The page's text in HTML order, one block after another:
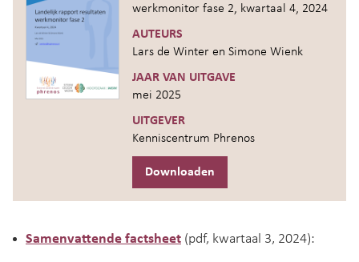
werkmonitor fase 2, kwartaal 4, 2024
AUTEURS
Lars de Winter en Simone Wienk
JAAR VAN UITGAVE
mei 2025
UITGEVER
Kenniscentrum Phrenos
Downloaden
Samenvattende factsheet (pdf, kwartaal 3, 2024):